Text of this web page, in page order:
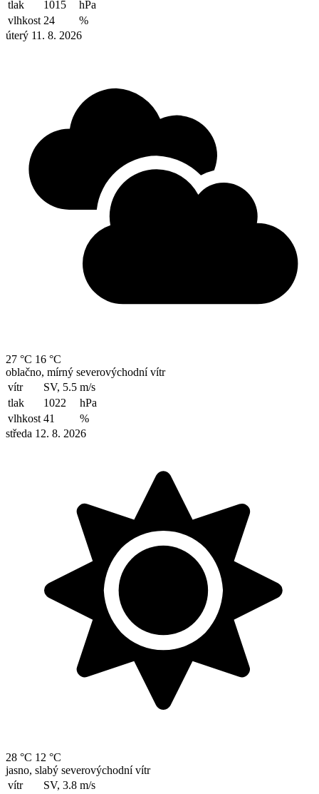
tlak 1015
hPa
vlhkost 24
%
úterý 11. 8. 2026
27 °C 16 °C
oblačno, mírný severovýchodní vítr
vítr
SV, 5.5 m/s
tlak
1022
hPa
vlhkost 41
%
středa 12. 8. 2026
28 °C 12 °C
jasno, slabý severovýchodní vítr
vítr
SV, 3.8 m/s